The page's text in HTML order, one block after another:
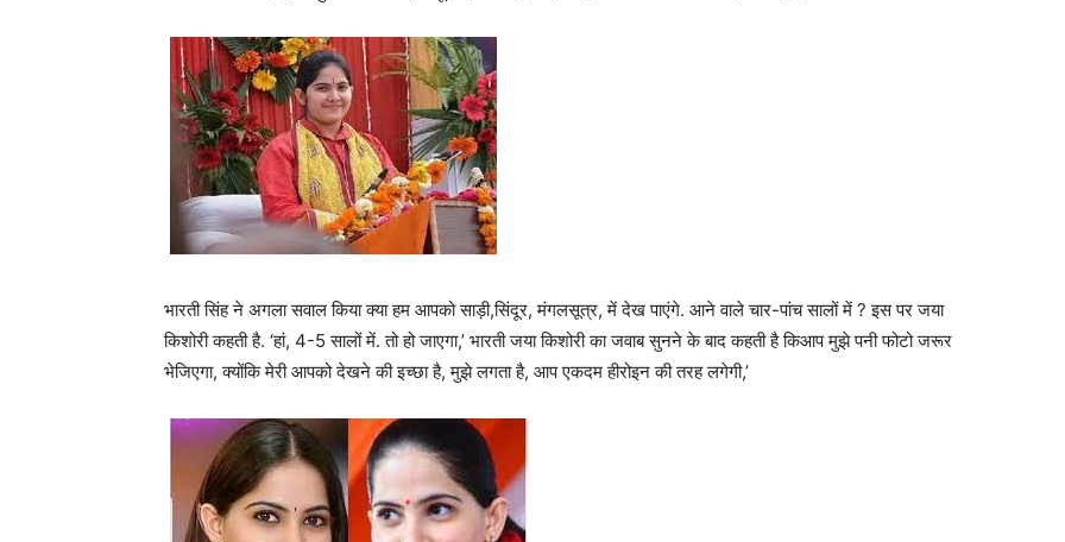
भारती सिंह ने अगला सवाल किया क्या हम आपको साड़ी,सिंदूर, मंगलसूत्र, में देख पाएंगे. आने वाले चार-पांच सालों में ? इस पर जया
किशोरी कहती है. ‘हां, 4-5 सालों में. तो हो जाएगा,’ भारती जया किशोरी का जवाब सुनने के बाद कहती है किआप मुझे पनी फोटो जरूर
भेजिएगा, क्योंकि मेरी आपको देखने की इच्छा है, मुझे लगता है, आप एकदम हीरोइन की तरह लगेगी,’